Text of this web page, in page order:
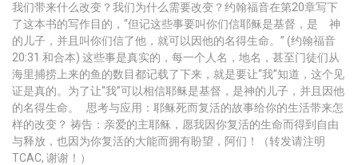
我们带来什么改变？我们为什么需要改变？约翰福音在第20章写下
了这本书的写作目的，“但记这些事要叫你们信耶稣是基督，是 神
的儿子，并且叫你们信了他，就可以因他的名得生命。” (约翰福音
20:31 和合本) 这些事是真实的，每一个人名，地名，甚至门徒们从
海里捕捞上来的鱼的数目都记载了下来，就是要让“我”知道，这个见
证是真的。为了让“我”可以相信耶稣是基督，是神的儿子，并且因他
的名得生命。 思考与应用：耶稣死而复活的故事给你的生活带来怎
样的改变？ 祷告：亲爱的主耶稣，愿我因你复活的生命而得到自由
与释放，也因为你复活的大能而拥有盼望，阿们！（转发请注明
TCAC, 谢谢！）